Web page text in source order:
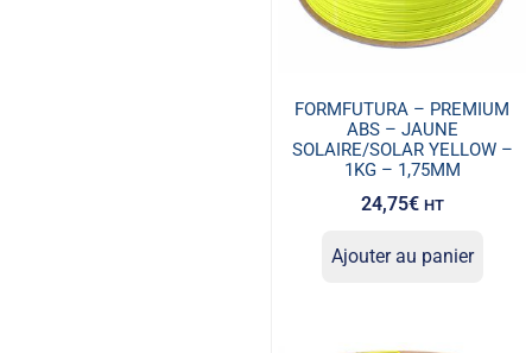
FORMFUTURA – PREMIUM
ABS – JAUNE
SOLAIRE/SOLAR YELLOW –
1KG – 1,75MM
24,75€ HT
Ajouter au panier